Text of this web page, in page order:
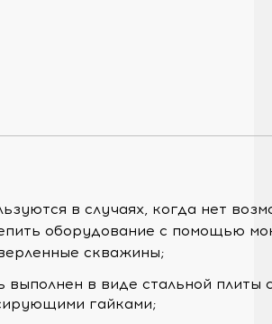
в случаях, когда нет
оборудование с помощью
скважины;
выполнен в виде стальной плиты
гайками;